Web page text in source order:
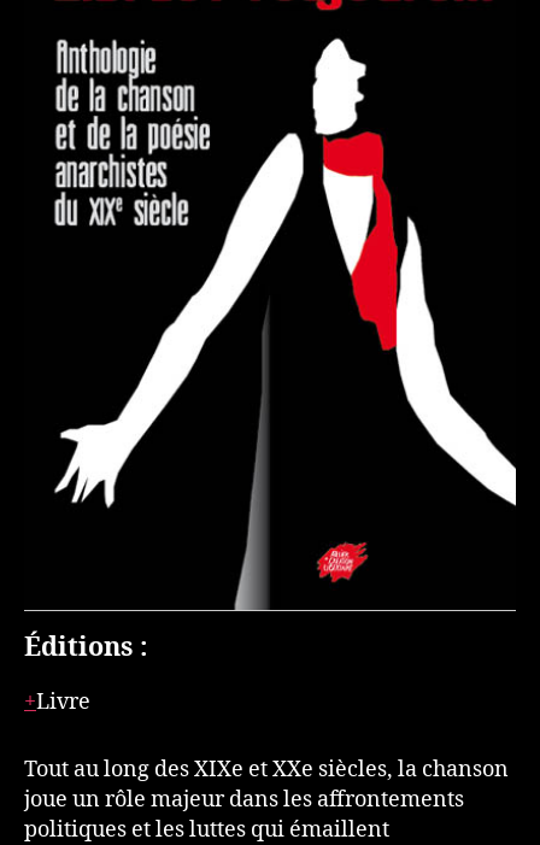
Éditions :
Livre
Tout au long des XIXe et XXe siècles, la chanson
joue un rôle majeur dans les affrontements
politiques et les luttes qui émaillent